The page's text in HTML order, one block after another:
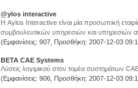
@ylos interactive
Η Aylos Interactive είναι μία προσωπική
συμβουλευτικών υπηρεσιών και υπηρεσιών
(Εμφανίσεις: 907, Προσθήκη: 2007-12-03
BETA CAE Systems
Λύσεις λογιμικού στον τομέα συστημάτων
(Εμφανίσεις: 906, Προσθήκη: 2007-12-03